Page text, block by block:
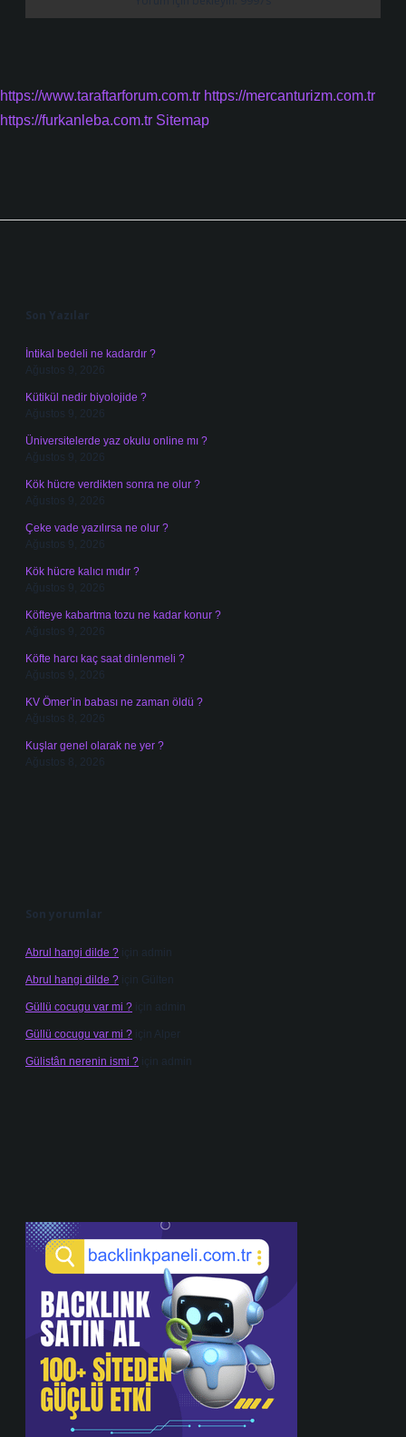
https://www.taraftarforum.com.tr https://mercanturizm.com.tr
https://furkanleba.com.tr Sitemap
Son Yazılar
İntikal bedeli ne kadardır ?
Ağustos 9, 2026
Kütikül nedir biyolojide ?
Ağustos 9, 2026
Üniversitelerde yaz okulu online mı ?
Ağustos 9, 2026
Kök hücre verdikten sonra ne olur ?
Ağustos 9, 2026
Çeke vade yazılırsa ne olur ?
Ağustos 9, 2026
Kök hücre kalıcı mıdır ?
Ağustos 9, 2026
Köfteye kabartma tozu ne kadar konur ?
Ağustos 9, 2026
Köfte harcı kaç saat dinlenmeli ?
Ağustos 9, 2026
KV Ömer’in babası ne zaman öldü ?
Ağustos 8, 2026
Kuşlar genel olarak ne yer ?
Ağustos 8, 2026
Son yorumlar
Abrul hangi dilde ? için admin
Abrul hangi dilde ? için Gülten
Güllü cocugu var mi ? için admin
Güllü cocugu var mi ? için Alper
Gülistân nerenin ismi ? için admin